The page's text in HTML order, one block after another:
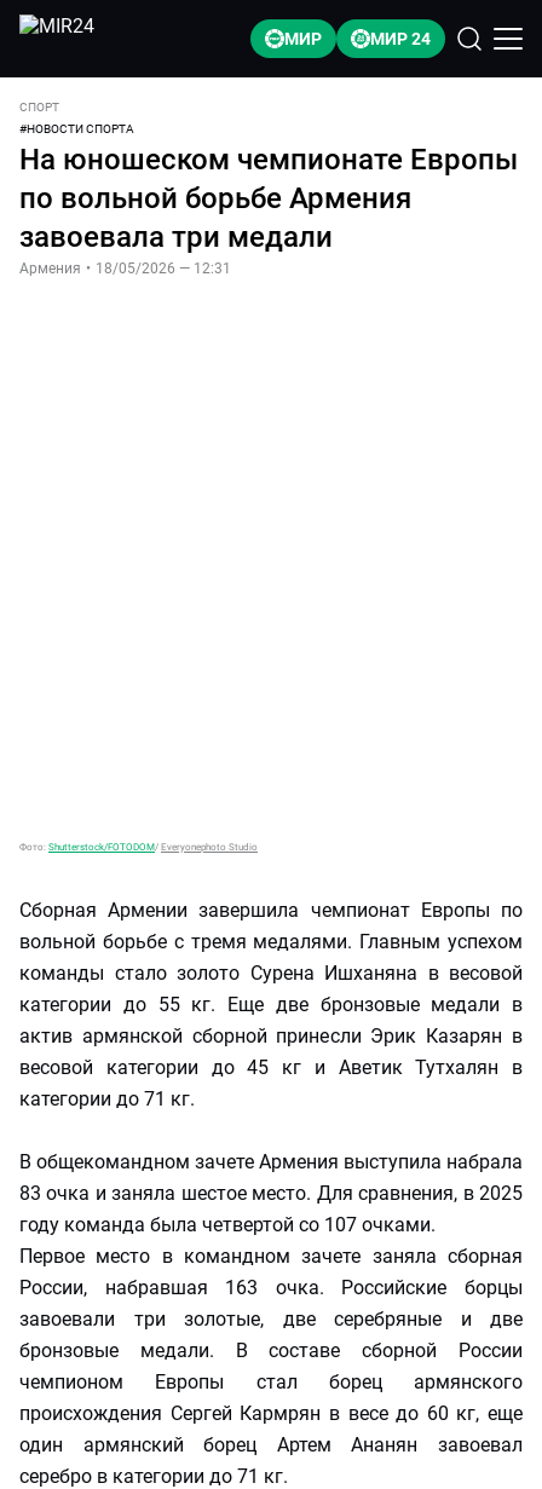
МИР МИР 24
СПОРТ
#НОВОСТИ СПОРТА
На юношеском чемпионате Европы
по вольной борьбе Армения
завоевала три медали
Армения • 18/05/2026 — 12:31
Фото: Shutterstock/FOTODOM/ Everyonephoto Studio
Сборная Армении завершила чемпионат Европы по
вольной борьбе с тремя медалями. Главным успехом
команды стало золото Сурена Ишханяна в весовой
категории до 55 кг. Еще две бронзовые медали в
актив армянской сборной принесли Эрик Казарян в
весовой категории до 45 кг и Аветик Тутхалян в
категории до 71 кг.
В общекомандном зачете Армения выступила набрала
83 очка и заняла шестое место. Для сравнения, в 2025
году команда была четвертой со 107 очками.
Первое место в командном зачете заняла сборная
России, набравшая 163 очка. Российские борцы
завоевали три золотые, две серебряные и две
бронзовые медали. В составе сборной России
чемпионом Европы стал борец армянского
происхождения Сергей Кармрян в весе до 60 кг, еще
один армянский борец Артем Ананян завоевал
серебро в категории до 71 кг.